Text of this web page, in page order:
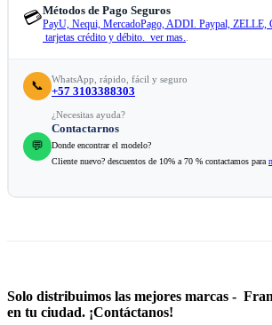
💳Métodos de Pago Seguros
PayU, Nequi, MercadoPago, ADDI. Paypal, ZELLE,
tarjetas crédito y débito. ver mas..
📞 WhatsApp, rápido, fácil y seguro
+57 3103388303
💬
¿Necesitas ayuda?
Contactarnos
Donde encontrar el modelo?
Cliente nuevo? descuentos de 10% a 70 % contactamos para
Solo distribuimos las mejores marcas -
en tu ciudad. ¡Contáctanos!